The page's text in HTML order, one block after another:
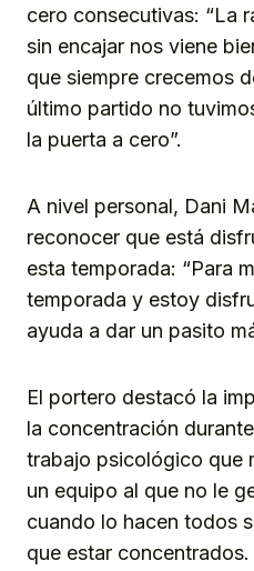
cero consecutivas: “La
sin encajar nos viene
que siempre crecemos
último partido no
la puerta a cero”.
A nivel personal, Dani
reconocer que está
esta temporada: “Para
temporada y estoy
ayuda a dar un pasito
El portero destacó la
la concentración
trabajo psicológico que
un equipo al que no le
cuando lo hacen todos
que estar